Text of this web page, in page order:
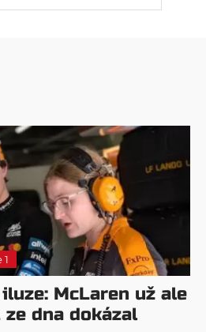
McLaren už ale
dna dokázal